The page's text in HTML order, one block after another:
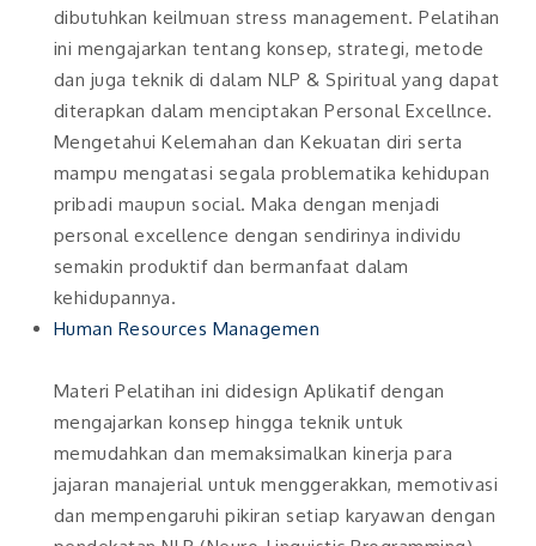
dibutuhkan keilmuan stress management. Pelatihan
ini mengajarkan tentang konsep, strategi, metode
dan juga teknik di dalam NLP & Spiritual yang dapat
diterapkan dalam menciptakan Personal Excellnce.
Mengetahui Kelemahan dan Kekuatan diri serta
mampu mengatasi segala problematika kehidupan
pribadi maupun social. Maka dengan menjadi
personal excellence dengan sendirinya individu
semakin produktif dan bermanfaat dalam
kehidupannya.
Human Resources Managemen
Materi Pelatihan ini didesign Aplikatif dengan
mengajarkan konsep hingga teknik untuk
memudahkan dan memaksimalkan kinerja para
jajaran manajerial untuk menggerakkan, memotivasi
dan mempengaruhi pikiran setiap karyawan dengan